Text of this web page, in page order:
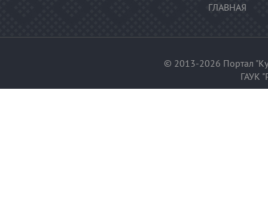
ГЛАВНАЯ
© 2013-2026 Портал
ГАУК